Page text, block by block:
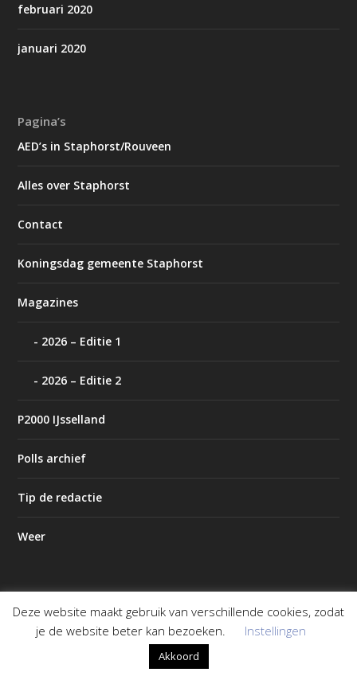
februari 2020
januari 2020
Pagina’s
AED’s in Staphorst/Rouveen
Alles over Staphorst
Contact
Koningsdag gemeente Staphorst
Magazines
2026 – Editie 1
2026 – Editie 2
P2000 IJsselland
Polls archief
Tip de redactie
Weer
Ontworpen doorElegant Themes | Mogelijk gemaakt door
WordPress
Deze website maakt gebruik van verschillende cookies, zodat
je de website beter kan bezoeken.
Instellingen
Akkoord